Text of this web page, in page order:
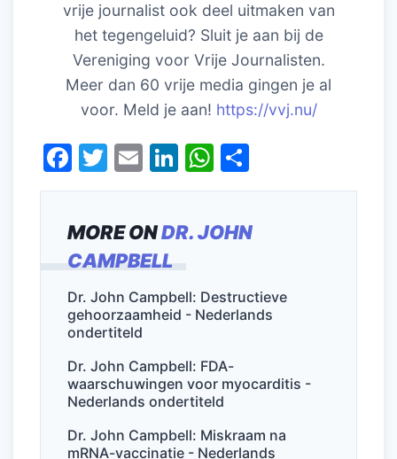
MORE ONDR. JOHN
CAMPBELL
Dr. John Campbell: Destructieve
gehoorzaamheid - Nederlands
ondertiteld
Dr. John Campbell: FDA-
waarschuwingen voor myocarditis -
Nederlands ondertiteld
Dr. John Campbell: Miskraam na
mRNA-vaccinatie - Nederlands
vrije journalist ook deel uitmaken van
het tegengeluid? Sluit je aan bij de
Vereniging voor Vrije Journalisten.
Meer dan 60 vrije media gingen je al
voor. Meld je aan! https://vvj.nu/
F
a
e
b
o
o
k
T
w
er
E
m
l
Li
n
e
n
W
h
s
p
p
el
n